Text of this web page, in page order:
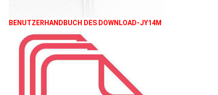
BENUTZERHANDBUCH DES DOWNLOAD-JY14M